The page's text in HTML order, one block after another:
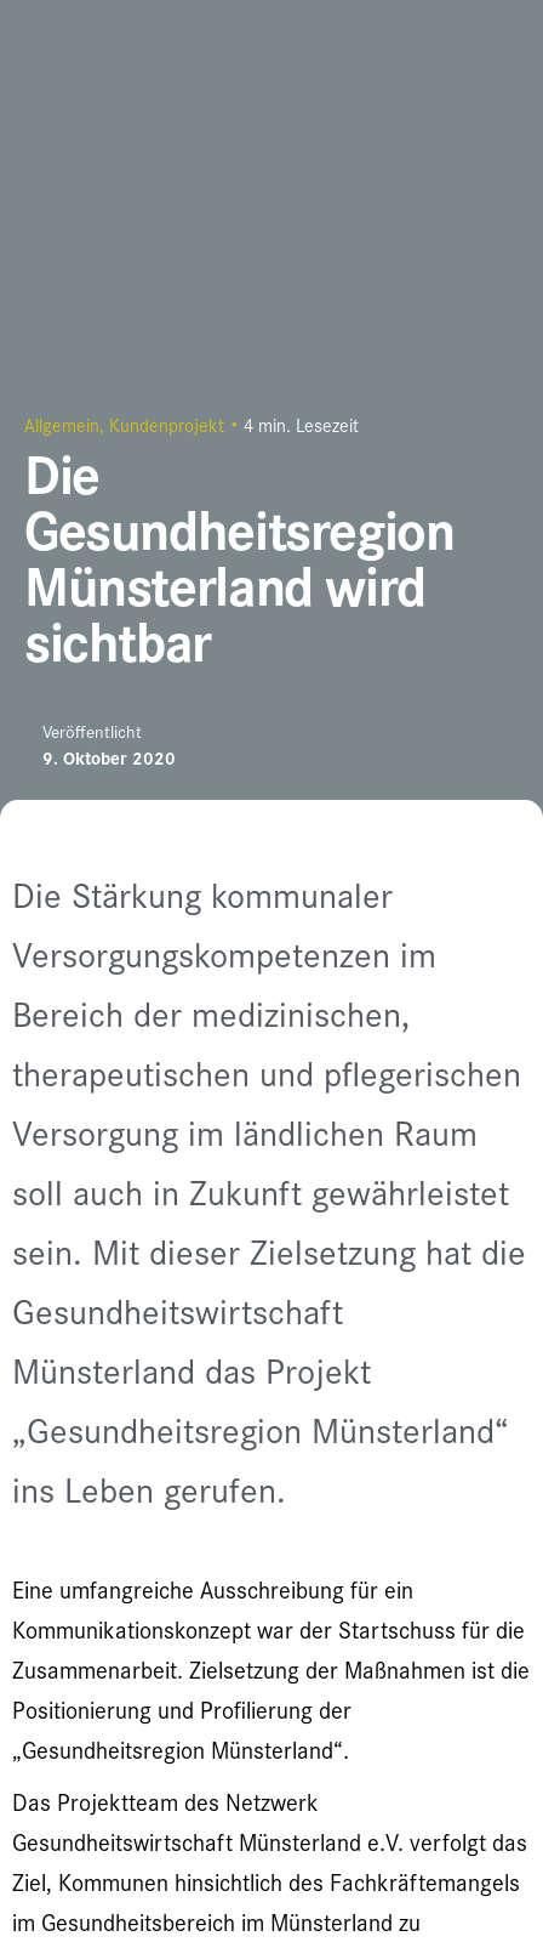
Allgemein Kundenprojekt 4 min. Lesezeit
Die
Gesundheitsregion
Münsterland wird
sichtbar
Veröffentlicht
9. Oktober 2020
Die Stärkung kommunaler
Versorgungskompetenzen im
Bereich der medizinischen,
therapeutischen und pflegerischen
Versorgung im ländlichen Raum
soll auch in Zukunft gewährleistet
sein. Mit dieser Zielsetzung hat die
Gesundheitswirtschaft
Münsterland das Projekt
„Gesundheitsregion Münsterland“
ins Leben gerufen.
Eine umfangreiche Ausschreibung für ein
Kommunikationskonzept war der Startschuss für die
Zusammenarbeit. Zielsetzung der Maßnahmen ist die
Positionierung und Profilierung der
„Gesundheitsregion Münsterland“.
Das Projektteam des Netzwerk
Gesundheitswirtschaft Münsterland e.V. verfolgt das
Ziel, Kommunen hinsichtlich des Fachkräftemangels
im Gesundheitsbereich im Münsterland zu